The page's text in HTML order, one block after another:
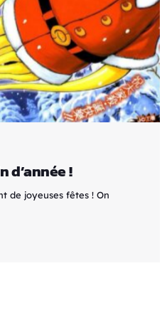
d’année !
de joyeuses fêtes ! On